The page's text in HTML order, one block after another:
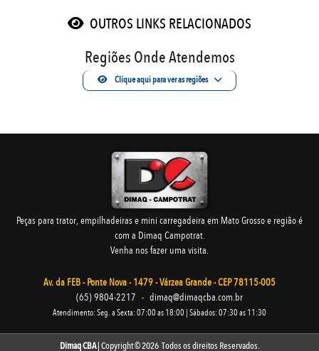
OUTROS LINKS RELACIONADOS
Regiões Onde Atendemos
Clique aqui para ver as regiões
Peças para trator, empilhadeiras e mini carregadeira em Mato Grosso e região é
com a Dimaq Campotrat.
Venha nos fazer uma visita.
Av. da FEB - Ponte Nova - 1479 - Várzea Grande - CEP 78115-005
(65) 9804-2217
- dimaq@dimaqcba.com.br
Atendimento: Seg. a Sexta: 07:00 as 18:00 | Sábados: 07:30 as 11:30
Dimaq CBA| Copyright © 2026 Todos os direitos Reservados.